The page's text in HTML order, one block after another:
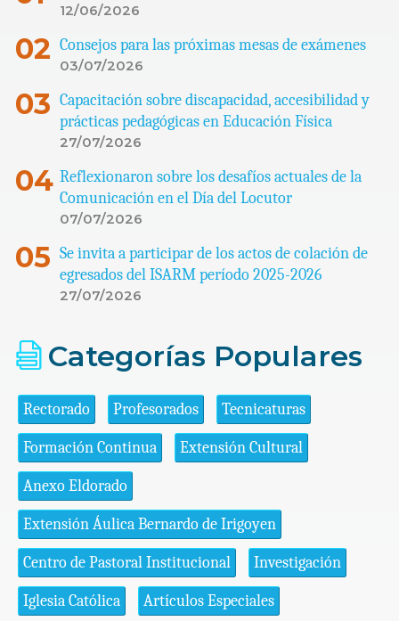
12/06/2026
Consejos para las próximas mesas de exámenes
03/07/2026
Capacitación sobre discapacidad, accesibilidad y
prácticas pedagógicas en Educación Física
27/07/2026
Reflexionaron sobre los desafíos actuales de la
Comunicación en el Día del Locutor
07/07/2026
Se invita a participar de los actos de colación de
egresados del ISARM período 2025-2026
27/07/2026
Categorías Populares
Rectorado Profesorados Tecnicaturas
Formación Continua Extensión Cultural
Anexo Eldorado
Extensión Áulica Bernardo de Irigoyen
Centro de Pastoral Institucional Investigación
Iglesia Católica Artículos Especiales